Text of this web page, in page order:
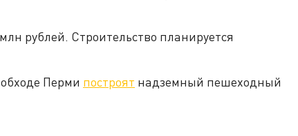
рублей. Строительство планируется
Перми построят надземный пешеходный